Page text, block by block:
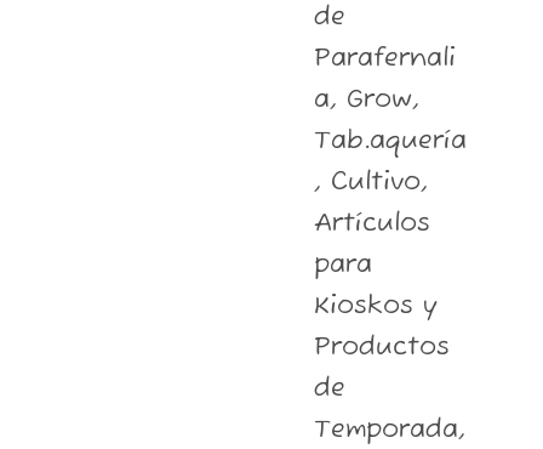
de
Parafernali
a, Grow,
Tab.aquería
, Cultivo,
Artículos
para
Kioskos y
Productos
de
Temporada,